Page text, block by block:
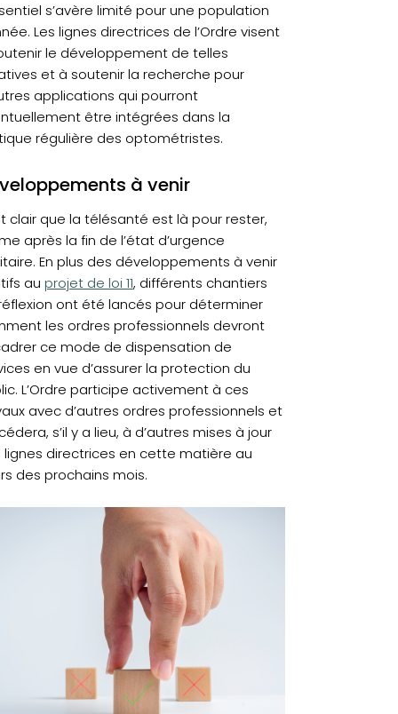
s’avère limité pour une population
Les lignes directrices de l’Ordre visent
le développement de telles
et à soutenir la recherche pour
applications qui pourront
être intégrées dans la
régulière des optométristes.
à venir
clair que la télésanté est là pour rester,
après la fin de l’état d’urgence
En plus des développements à venir
au (opens in a new tab)
projet de loi 11, différents chantiers
ont été lancés pour déterminer
les ordres professionnels devront
ce mode de dispensation de
en vue d’assurer la protection du
L’Ordre participe activement à ces
avec d’autres ordres professionnels et
s’il y a lieu, à d’autres mises à jour
lignes directrices en cette matière au
des prochains mois.